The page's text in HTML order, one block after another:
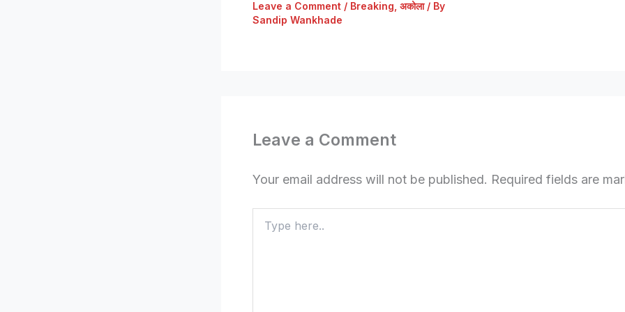
Leave a Comment / Breaking अकोला/ By
Sandip Wankhade
Leave a Comment
Your email address will not be published. Required fields are
here..